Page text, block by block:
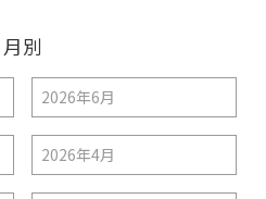
月別
2026年6月
2026年4月